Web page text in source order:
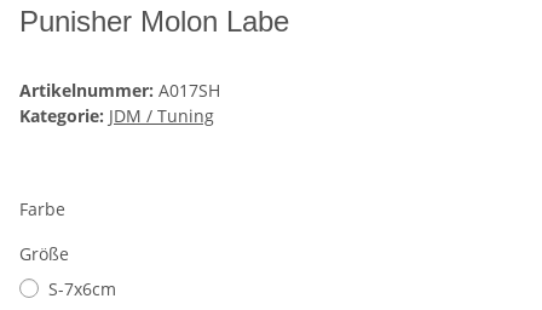
Punisher Molon Labe
Artikelnummer: A017SH
Kategorie: JDM / Tuning
Farbe
Größe
S-7x6cm